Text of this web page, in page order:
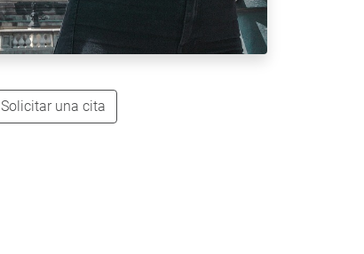
Solicitar una cita